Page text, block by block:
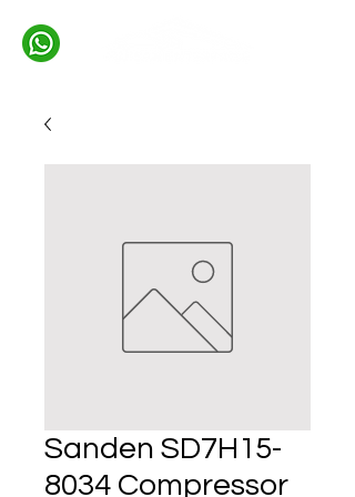
Sanden SD7H15-
8034 Compressor